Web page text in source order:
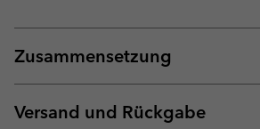
Zusammensetzung
Versand und Rückgabe